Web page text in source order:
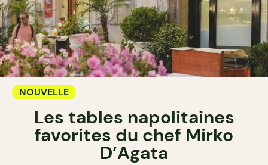
NOUVELLE
Les tables napolitaines
favorites du chef Mirko
D’Agata